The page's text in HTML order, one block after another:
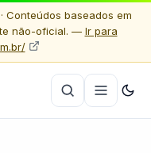
Conteúdos baseados em
não-oficial. — Ir para